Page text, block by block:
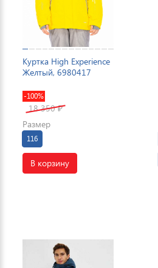
Куртка High Experience
Желтый, 6980417
-100%
18 350₽
Размер
116
В корзину